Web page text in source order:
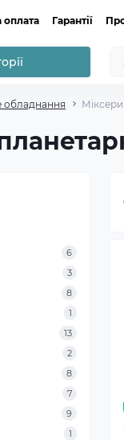
оплата Гарантії
обладнання
6
3
8
1
13
2
8
7
9
1